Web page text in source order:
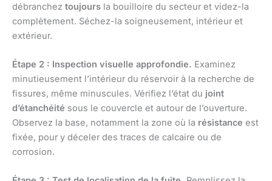
débranchez toujours la bouilloire du secteur et videz-la
complètement. Séchez-la soigneusement, intérieur et
extérieur.
Étape 2 : Inspection visuelle approfondie. Examinez
minutieusement l’intérieur du réservoir à la recherche de
fissures, même minuscules. Vérifiez l’état du joint
d’étanchéité sous le couvercle et autour de l’ouverture.
Observez la base, notamment la zone où la résistance est
fixée, pour y déceler des traces de calcaire ou de
corrosion.